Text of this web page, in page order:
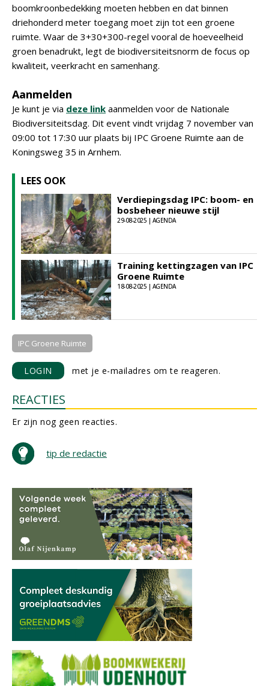
boomkroonbedekking moeten hebben en dat binnen
driehonderd meter toegang moet zijn tot een groene
ruimte. Waar de 3+30+300-regel vooral de hoeveelheid
groen benadrukt, legt de biodiversiteitsnorm de focus op
kwaliteit, veerkracht en samenhang.
Aanmelden
Je kunt je via deze link aanmelden voor de Nationale
Biodiversiteitsdag. Dit event vindt vrijdag 7 november van
09:00 tot 17:30 uur plaats bij IPC Groene Ruimte aan de
Koningsweg 35 in Arnhem.
LEES OOK
Verdiepingsdag IPC: boom- en
bosbeheer nieuwe stijl
29-08-2025 | AGENDA
Training kettingzagen van IPC
Groene Ruimte
18-08-2025 | AGENDA
IPC Groene Ruimte
LOGIN met je e-mailadres om te reageren.
REACTIES
Er zijn nog geen reacties.
tip de redactie